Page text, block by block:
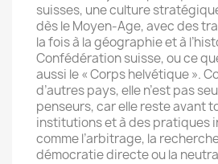
suisses, une culture
dès le Moyen-Age, avec des
la fois à la géographie et à
Confédération suisse, ou ce
aussi le « Corps helvétique ».
d’autres pays, elle n’est pas
penseurs, car elle reste avant
institutions et à des pratiques
comme l’arbitrage, la
démocratie directe ou la